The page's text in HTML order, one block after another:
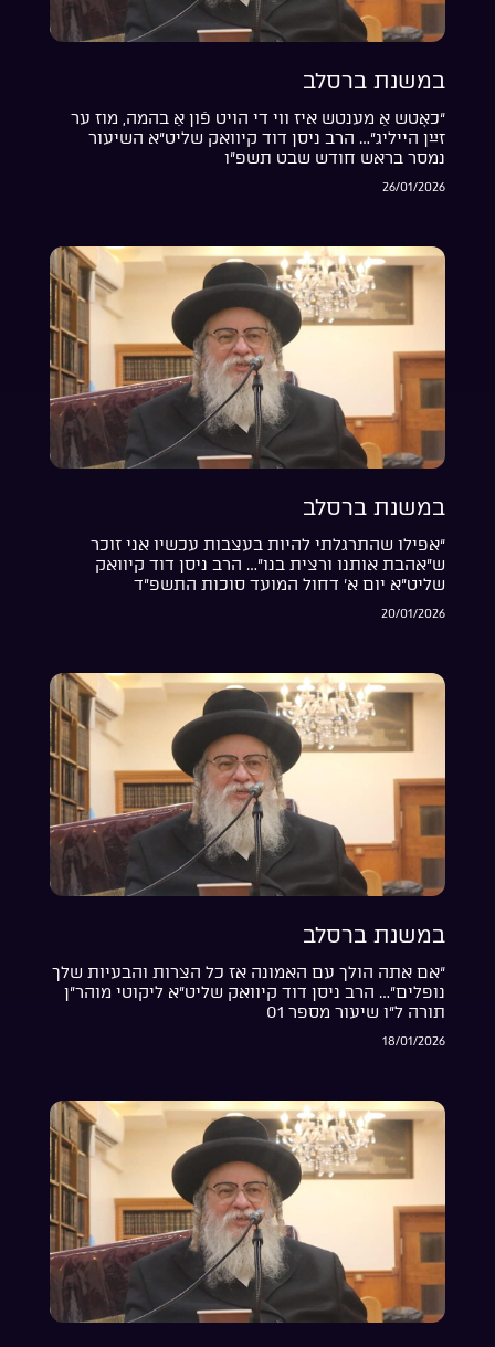
במשנת ברסלב
“כאָטש אַ מענטש איז ווי די הויט פֿון אַ בהמה, מוז ער
זײַן הייליג”… הרב ניסן דוד קיוואק שליט”א השיעור
נמסר בראש חודש שבט תשפ”ו
26/01/2026
במשנת ברסלב
“אפילו שהתרגלתי להיות בעצבות עכשיו אני זוכר
ש”אהבת אותנו ורצית בנו”… הרב ניסן דוד קיוואק
שליט”א יום א’ דחול המועד סוכות התשפ”ד
20/01/2026
במשנת ברסלב
“אם אתה הולך עם האמונה אז כל הצרות והבעיות שלך
נופלים”… הרב ניסן דוד קיוואק שליט”א ליקוטי מוהר”ן
תורה ל”ו שיעור מספר 01
18/01/2026